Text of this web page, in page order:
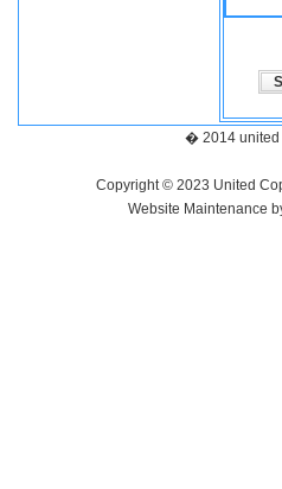
� 2014 united
Copyright © 2023 United
Website Maintenance